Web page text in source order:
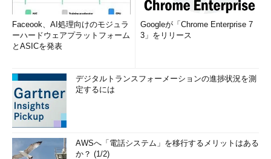
Faceook、AI処理向けのモジュラ
ーハードウェアプラットフォーム
とASICを発表
Googleが「Chrome Enterprise 7
3」をリリース
デジタルトランスフォーメーションの進捗状況を測
定するには
AWSへ「電話システム」を移行するメリットはある
か？ (1/2)